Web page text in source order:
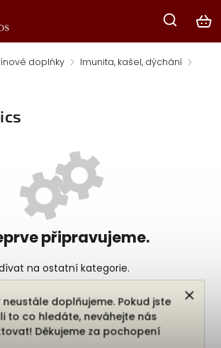
neustále doplňujeme. Pokud jste
to co hledáte, neváhejte nás
Děkujeme za pochopení
doplňky / Imunita, kašel, dýchání /
připravujeme.
na ostatní kategorie.